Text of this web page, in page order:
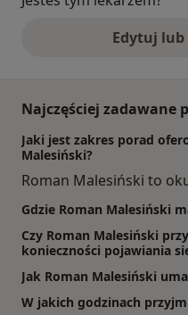
Edytuj
Najczęściej zadawane
Jaki jest zakres porad
Malesiński?
Roman Malesiński to
Gdzie Roman Malesiński
Czy Roman Malesiński
konieczności pojawiania
Jak Roman Malesiński
W jakich godzinach